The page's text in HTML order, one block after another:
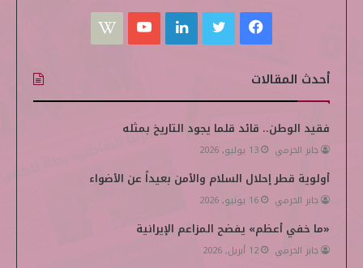
س
ب
و
ك
ي
ت
ر
ن
ك
إ
ن
ت
ي
ب
k
e
أحدث المقالات
فقيد الوطن.. قائد قلما يجود التاريخ بمثله
جابر الحرمي 13 يوليو, 2026
أولوية قطر إحلال السلام والأمن بعيداً عن الأضواء
جابر الحرمي 16 يونيو, 2026
«ما خفي أعظم» يفضح المزاعم الإيرانية
جابر الحرمي 12 أبريل, 2026